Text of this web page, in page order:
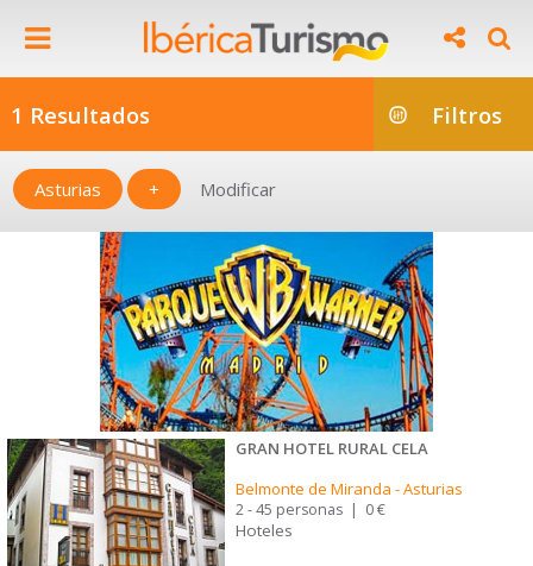
1 Resultados Filtros
Asturias + Modificar
GRAN HOTEL RURAL CELA
Belmonte de Miranda -Asturias
2 - 45 personas | 0 €
Hoteles